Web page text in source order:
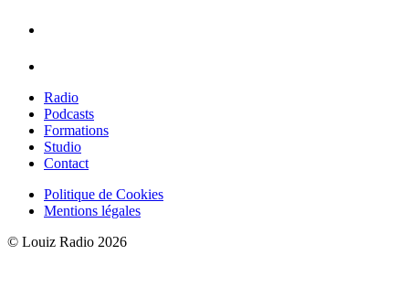
Radio
Podcasts
Formations
Studio
Contact
Politique de Cookies
Mentions légales
© Louiz Radio 2026